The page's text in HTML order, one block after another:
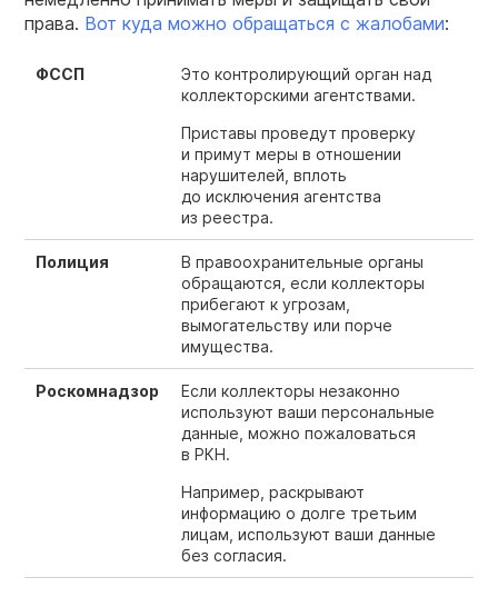
права. Вот куда можно обращаться с жалобами:
ФССП
Это контролирующий орган над
коллекторскими агентствами.
Приставы проведут проверку
и примут меры в отношении
нарушителей, вплоть
до исключения агентства
из реестра.
Полиция
В правоохранительные органы
обращаются, если коллекторы
прибегают к угрозам,
вымогательству или порче
имущества.
Роскомнадзор
Если коллекторы незаконно
используют ваши персональные
данные, можно пожаловаться
в РКН.
Например, раскрывают
информацию о долге третьим
лицам, используют ваши данные
без согласия.